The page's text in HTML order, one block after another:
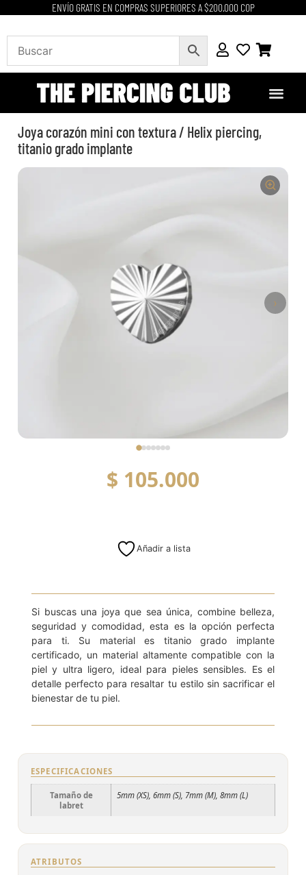
ENVÍO GRATIS EN COMPRAS SUPERIORES A $200.000 COP
Joya corazón mini con textura / Helix piercing,
titanio grado implante
›
$ 105.000
Añadir a lista
Si buscas una joya que sea única, combine belleza,
seguridad y comodidad, esta es la opción perfecta
para ti. Su material es titanio grado implante
certificado, un material altamente compatible con la
piel y ultra ligero, ideal para pieles sensibles. Es el
detalle perfecto para resaltar tu estilo sin sacrificar el
bienestar de tu piel.
ESPECIFICACIONES
Tamaño de
labret
5mm (XS), 6mm (S), 7mm (M), 8mm (L)
ATRIBUTOS